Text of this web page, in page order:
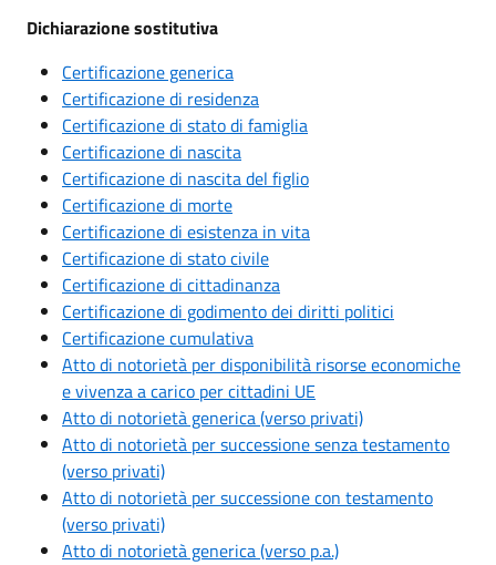
Dichiarazione sostitutiva
Certificazione generica
Certificazione di residenza
Certificazione di stato di famiglia
Certificazione di nascita
Certificazione di nascita del figlio
Certificazione di morte
Certificazione di esistenza in vita
Certificazione di stato civile
Certificazione di cittadinanza
Certificazione di godimento dei diritti politici
Certificazione cumulativa
Atto di notorietà per disponibilità risorse economiche
e vivenza a carico per cittadini UE
Atto di notorietà generica (verso privati)
Atto di notorietà per successione senza testamento
(verso privati)
Atto di notorietà per successione con testamento
(verso privati)
Atto di notorietà generica (verso p.a.)